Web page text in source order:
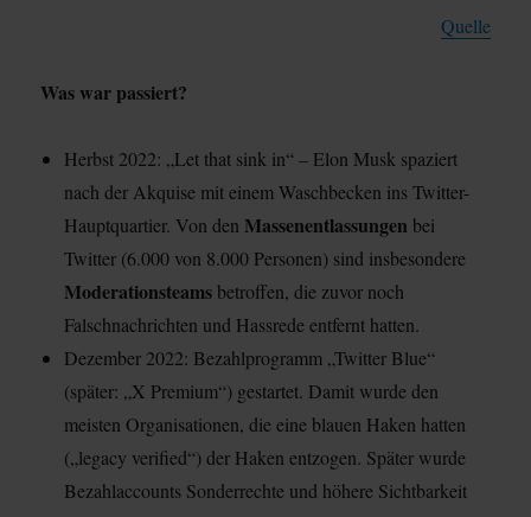
Quelle
Was war passiert?
Herbst 2022: „Let that sink in“ – Elon Musk spaziert
nach der Akquise mit einem Waschbecken ins Twitter-
Hauptquartier. Von den Massenentlassungen bei
Twitter (6.000 von 8.000 Personen) sind insbesondere
Moderationsteams betroffen, die zuvor noch
Falschnachrichten und Hassrede entfernt hatten.
Dezember 2022: Bezahlprogramm „Twitter Blue“
(später: „X Premium“) gestartet. Damit wurde den
meisten Organisationen, die eine blauen Haken hatten
(„legacy verified“) der Haken entzogen. Später wurde
Bezahlaccounts Sonderrechte und höhere Sichtbarkeit